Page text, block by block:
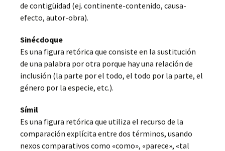
de contigüidad (ej. continente-contenido, causa-
efecto, autor-obra).
Sinécdoque
Es una figura retórica que consiste en la sustitución
de una palabra por otra porque hay una relación de
inclusión (la parte por el todo, el todo por la parte, el
género por la especie, etc.).
Símil
Es una figura retórica que utiliza el recurso de la
comparación explícita entre dos términos, usando
nexos comparativos como «como», «parece», «tal